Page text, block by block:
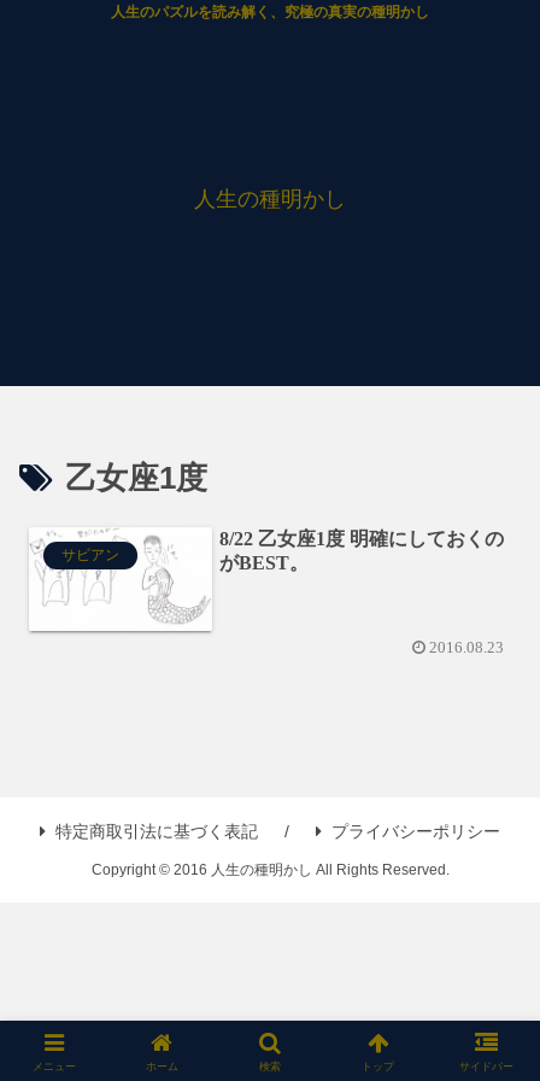
人生の種明かし
人生のパズルを読み解く、究極の真実の種明かし
乙女座1度
サビアン
8/22 乙女座1度 明確にしておくの
がBEST。
2016.08.23
特定商取引法に基づく表記 プライバシーポリシー
Copyright © 2016 人生の種明かし All Rights Reserved.
メニュー ホーム 検索 トップ サイドバー